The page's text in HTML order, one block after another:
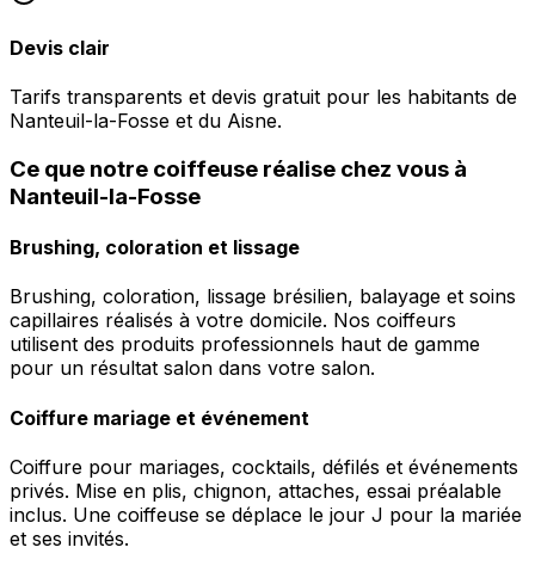
Devis clair
Tarifs transparents et devis gratuit pour les habitants de
Nanteuil-la-Fosse et du Aisne.
Ce que notre coiffeuse réalise chez vous à
Nanteuil-la-Fosse
Brushing, coloration et lissage
Brushing, coloration, lissage brésilien, balayage et soins
capillaires réalisés à votre domicile. Nos coiffeurs
utilisent des produits professionnels haut de gamme
pour un résultat salon dans votre salon.
Coiffure mariage et événement
Coiffure pour mariages, cocktails, défilés et événements
privés. Mise en plis, chignon, attaches, essai préalable
inclus. Une coiffeuse se déplace le jour J pour la mariée
et ses invités.